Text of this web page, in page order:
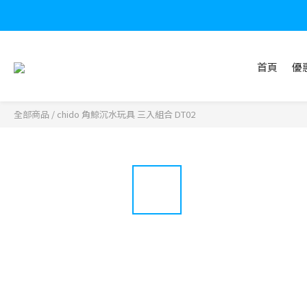
首頁 優
全部商品 / chido 角鯨沉水玩具 三入組合 DT02